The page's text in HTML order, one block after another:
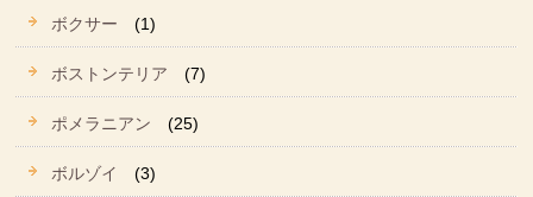
ボクサー (1)
ボストンテリア (7)
ポメラニアン (25)
ボルゾイ (3)